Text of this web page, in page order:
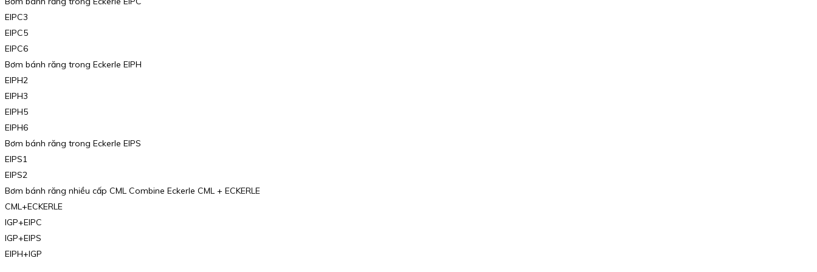
EIPC3
EIPC5
EIPC6
Bơm bánh răng trong Eckerle EIPH
EIPH2
EIPH3
EIPH5
EIPH6
Bơm bánh răng trong Eckerle EIPS
EIPS1
EIPS2
Bơm bánh răng nhiều cấp CML Combine Eckerle CML + ECKERLE
CML+ECKERLE
IGP+EIPC
IGP+EIPS
EIPH+IGP